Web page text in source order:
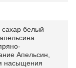
сахар белый
Апельсин,
насыщения